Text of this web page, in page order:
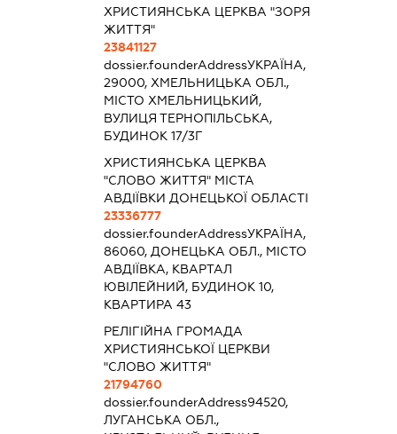
ХРИСТИЯНСЬКА ЦЕРКВА "ЗОРЯ
ЖИТТЯ"
23841127
dossier.founderAddressУКРАЇНА,
29000, ХМЕЛЬНИЦЬКА ОБЛ.,
МІСТО ХМЕЛЬНИЦЬКИЙ,
ВУЛИЦЯ ТЕРНОПІЛЬСЬКА,
БУДИНОК 17/3Г
ХРИСТИЯНСЬКА ЦЕРКВА
"СЛОВО ЖИТТЯ" МІСТА
АВДІЇВКИ ДОНЕЦЬКОЇ ОБЛАСТІ
23336777
dossier.founderAddressУКРАЇНА,
86060, ДОНЕЦЬКА ОБЛ., МІСТО
АВДІЇВКА, КВАРТАЛ
ЮВІЛЕЙНИЙ, БУДИНОК 10,
КВАРТИРА 43
РЕЛІГІЙНА ГРОМАДА
ХРИСТИЯНСЬКОЇ ЦЕРКВИ
"СЛОВО ЖИТТЯ"
21794760
dossier.founderAddress94520,
ЛУГАНСЬКА ОБЛ.,